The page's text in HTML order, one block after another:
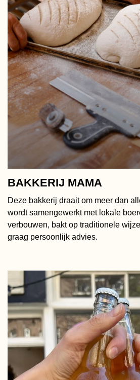
BAKKERIJ MAMA
Deze bakkerij draait om meer dan
wordt samengewerkt met lokale
verbouwen, bakt op traditionele
graag persoonlijk advies.